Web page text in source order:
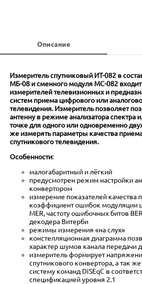
Описание
Измеритель спутниковый ИТ-082 в
МБ-08 и сменного модуля МС-082 входит
измерителей телевизионных и
систем приема цифрового или
телевидения. Измеритель позволяет
антенну в режиме анализатора спектра
точке для одного или одновременно
же измерять параметры качества
спутникового телевидения.
Особенности:
малогабаритный и лёгкий
предусмотрен режим настройки
конвертором
измерение показателей качества
коэффициент ошибок модуляции
MER, частоту ошибочных битов
декодера Витерби
режимы измерения «на слух»
констелляционная диаграмма
характер шумов канала передачи
измеритель формирует
спутникового конвертора, а так
систему команд DiSEqC в
спецификацией уровня 2.1